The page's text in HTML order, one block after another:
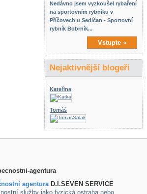
Nedávno jsem vyzkoušel rybaření
na sportovním rybníku v
Příčovech u Sedlčan - Sportovní
rybník Bobrník...
Vstupte »
Nejaktivnější blogeři
Kateřina
Tomáš
agenturaD.I.SEVEN SERVICE
služby jako fyzická ostraha nebo